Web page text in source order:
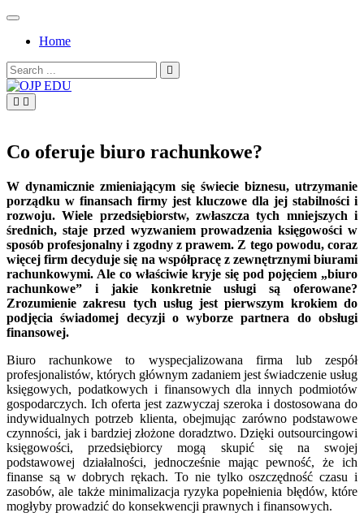
Skip
contentHome
Search
for:
Co oferuje biuro rachunkowe?
W dynamicznie zmieniającym się świecie biznesu, utrzymanie
porządku w finansach firmy jest kluczowe dla jej stabilności i
rozwoju. Wiele przedsiębiorstw, zwłaszcza tych mniejszych i
średnich, staje przed wyzwaniem prowadzenia księgowości w
sposób profesjonalny i zgodny z prawem. Z tego powodu, coraz
więcej firm decyduje się na współpracę z zewnętrznymi biurami
rachunkowymi. Ale co właściwie kryje się pod pojęciem „biuro
rachunkowe” i jakie konkretnie usługi są oferowane?
Zrozumienie zakresu tych usług jest pierwszym krokiem do
podjęcia świadomej decyzji o wyborze partnera do obsługi
finansowej.
Biuro rachunkowe to wyspecjalizowana firma lub zespół
profesjonalistów, których głównym zadaniem jest świadczenie usług
księgowych, podatkowych i finansowych dla innych podmiotów
gospodarczych. Ich oferta jest zazwyczaj szeroka i dostosowana do
indywidualnych potrzeb klienta, obejmując zarówno podstawowe
czynności, jak i bardziej złożone doradztwo. Dzięki outsourcingowi
księgowości, przedsiębiorcy mogą skupić się na swojej
podstawowej działalności, jednocześnie mając pewność, że ich
finanse są w dobrych rękach. To nie tylko oszczędność czasu i
zasobów, ale także minimalizacja ryzyka popełnienia błędów, które
mogłyby prowadzić do konsekwencji prawnych i finansowych.